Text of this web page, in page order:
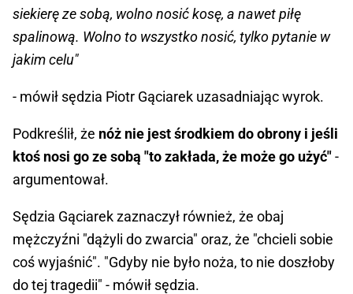
siekierę ze sobą, wolno nosić kosę, a nawet piłę
spalinową. Wolno to wszystko nosić, tylko pytanie w
jakim celu"
- mówił sędzia Piotr Gąciarek uzasadniając wyrok.
Podkreślił, że nóż nie jest środkiem do obrony i jeśli
ktoś nosi go ze sobą "to zakłada, że może go użyć"-
argumentował.
Sędzia Gąciarek zaznaczył również, że obaj
mężczyźni "dążyli do zwarcia" oraz, że "chcieli sobie
coś wyjaśnić". "Gdyby nie było noża, to nie doszłoby
do tej tragedii" - mówił sędzia.